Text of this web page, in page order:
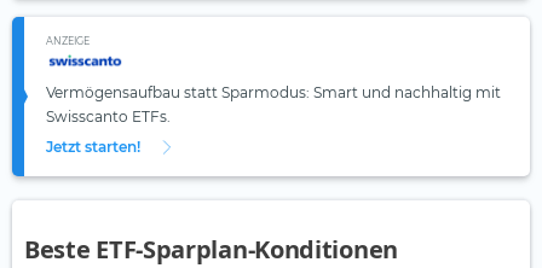
ANZEIGE
Vermögensaufbau statt Sparmodus: Smart und nachhaltig mit
Swisscanto ETFs.
Jetzt starten!
Beste ETF-Sparplan-Konditionen